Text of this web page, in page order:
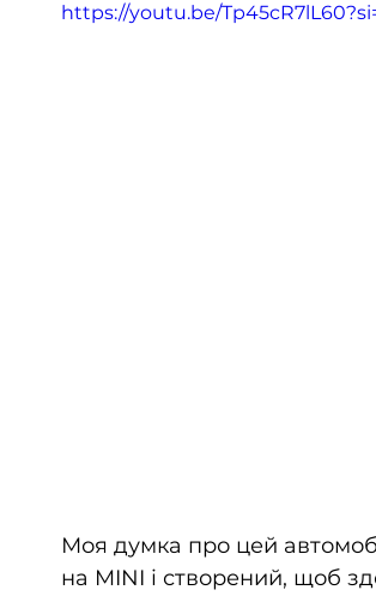
BMW X6 BMW 5 Series
https://youtu.be/
Моя думка про цей
на MINI і створений, щоб